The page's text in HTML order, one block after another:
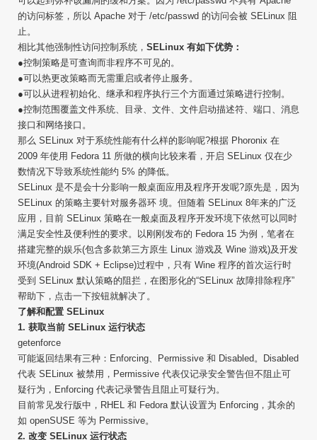
的访问标签，所以 Apache 对于 /etc/passwd 的访问会被 SELinux 阻
止。
相比其他强制性访问控制系统， SELinux 有如下优势：
●控制策略是可查询而非程序不可见的。
●可以热更改策略而无需重启或者停止服务。
●可以从进程初始化、继承和程序执行三个方面通过策略进行控制。
●控制范围覆盖文件系统、目录、文件、文件启动描述符、端口、消息
接口和网络接口。
那么 SELinux 对于系统性能有什么样的影响呢?根据 Phoronix 在
2009 年使用 Fedora 11 所做的横向比较来看，开启 SELinux 仅在少
数情况下导致系统性能约 5% 的降低。
SELinux 是不是会十分影响一般桌面应用及程序开发呢?原先是，因为
SELinux 的策略主要针对服务器环 境。但随着 SELinux 8年来的广泛
应用，目前 SELinux 策略在一般桌面及程序开发环境下依然可以同时
满足安全性及便利性的要求。以刚刚发布的 Fedora 15 为例，笔者在
搭建完整的娱乐(包含多款第三方原生 Linux 游戏及 Wine 游戏)及开发
环境(Android SDK + Eclipse)过程中，只有 Wine 程序的首次运行时
受到 SELinux 默认策略的阻拦，在图形化的“SELinux 故障排除程序”
帮助下，点击一下按钮就解决了。
了解和配置 SELinux
1. 获取当前 SELinux 运行状态
getenforce
可能返回结果有三种：Enforcing、Permissive 和 Disabled。Disabled
代表 SELinux 被禁用，Permissive 代表仅记录安全警告但不阻止可
疑行为，Enforcing 代表记录警告且阻止可疑行为。
目前常见发行版中，RHEL 和 Fedora 默认设置为 Enforcing，其余的
如 openSUSE 等为 Permissive。
2. 改变 SELinux 运行状态